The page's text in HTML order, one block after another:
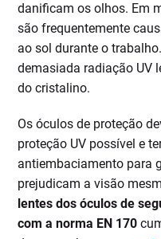
danificam os olhos. Em
são frequentemente
ao sol durante o
demasiada radiação UV
do cristalino.
Os óculos de proteção
proteção UV possível e
antiembaciamento para
prejudicam a visão
lentes dos óculos de
com a norma EN 170